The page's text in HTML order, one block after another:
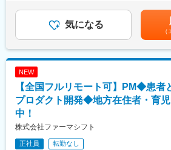
・資格取得後は、資格手当として給与
・基本土日祝休み／年3回の大型連休あ
・残業20h以内
・転居を伴う転勤はありません
■やりがい：
を聞くことで、お客様と信頼関係を築
・「この薬すごく効き目があって良か
へ訪問をします。
※一部、新たに配置薬を置いていただ
す。
■未経験の方も安心！充実した研修制度：
年収は当社規定に基づき、年齢や経験
給：年1回（4月）＜モデル給与＞※入
当＋業績連動給→総支給月額344,141
成や売り上げに対して支払われます賃
であり、選考を通じて上下する可能性
気になる
NEW
【全国フルリモート可】PM◆患者
プロダクト開発◆地方在住者・育
中！
株式会社ファーマシフト
正社員 転勤なし